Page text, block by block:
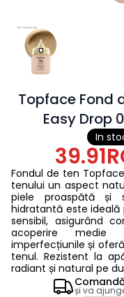
In
Topface Fond
Easy Drop
Fondul de ten Topface
tenului un aspect
piele proaspătă și
hidratantă este
sensibil, asigurând
acoperire medie
imperfecțiunile și
tenul. Rezistent la
radiant și natural pe
și va